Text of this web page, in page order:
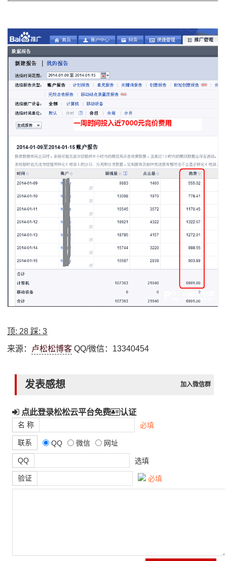
顶: 28 踩:3
来源： 卢松松博客 QQ/微信：13340454
发表感想 加入微信群
点此登录松松云平台免费 认证
名 称 必填
联系 QQ 微信 网址
QQ 选填
验证 必填